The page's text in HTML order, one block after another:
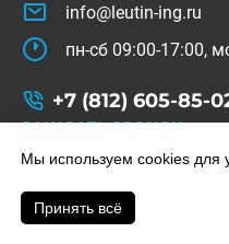
Заказать звонок
© Copyright 2022-2026. All
На сайте используются
info@leutin-ing.ru
пн-сб 09:00-17:00,
+7 (812) 605-85-
ЗАКАЗАТЬ ЗВОНОК
Мы используем cookies для
Принять всё